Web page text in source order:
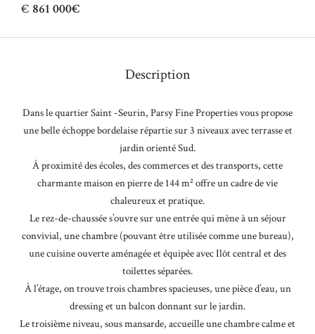
€ 861 000€
Description
Dans le quartier Saint -Seurin, Parsy Fine Properties vous propose
une belle échoppe bordelaise répartie sur 3 niveaux avec terrasse et
jardin orienté Sud.
À proximité des écoles, des commerces et des transports, cette
charmante maison en pierre de 144 m² offre un cadre de vie
chaleureux et pratique.
Le rez-de-chaussée s’ouvre sur une entrée qui mène à un séjour
convivial, une chambre (pouvant être utilisée comme une bureau),
une cuisine ouverte aménagée et équipée avec Ilôt central et des
toilettes séparées.
À l’étage, on trouve trois chambres spacieuses, une pièce d’eau, un
dressing et un balcon donnant sur le jardin.
Le troisième niveau, sous mansarde, accueille une chambre calme et